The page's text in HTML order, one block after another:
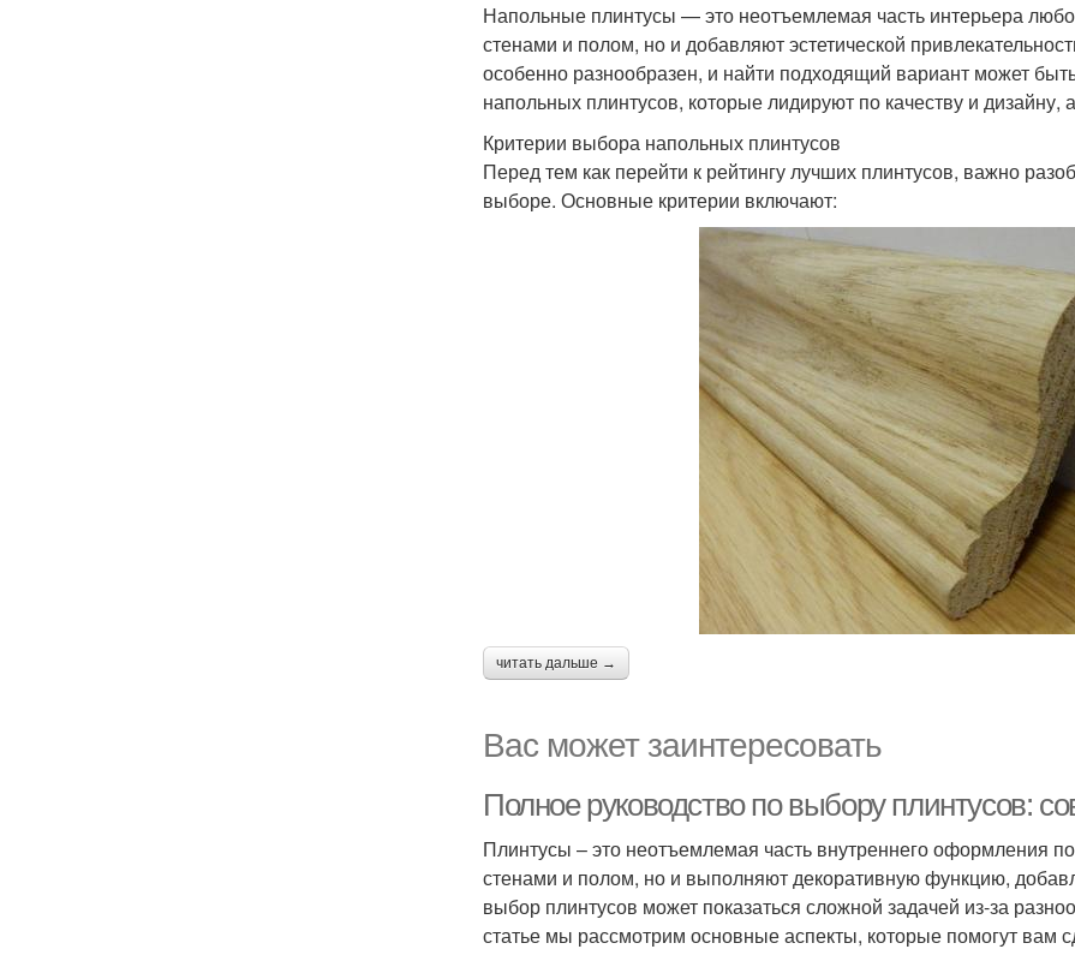
Напольные плинтусы — это неотъемлемая часть интерьера
стенами и полом, но и добавляют эстетической
особенно разнообразен, и найти подходящий вариант может
напольных плинтусов, которые лидируют по качеству и
Критерии выбора напольных плинтусов
Перед тем как перейти к рейтингу лучших плинтусов, важно
выборе. Основные критерии включают:
читать дальше →
Вас может заинтересовать
Полное руководство по выбору плинтусов:
Плинтусы – это неотъемлемая часть внутреннего оформления
стенами и полом, но и выполняют декоративную функцию,
выбор плинтусов может показаться сложной задачей из-за
статье мы рассмотрим основные аспекты, которые помогут вам